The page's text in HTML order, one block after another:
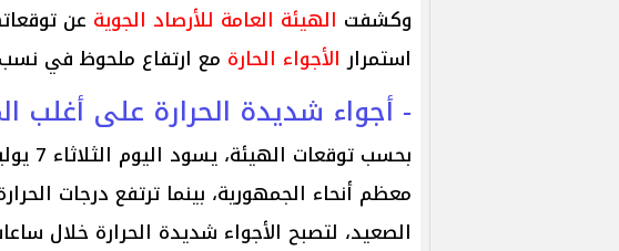
وكشفت الهيئة العامة للأرصاد الجوية عن
استمرار الأجواء الحارة مع ارتفاع ملحوظ في
- أجواء شديدة الحرارة على أغلب
معظم أنحاء الجمهورية، بينما ترتفع درجات
الصعيد، لتصبح الأجواء شديدة الحرارة خلال